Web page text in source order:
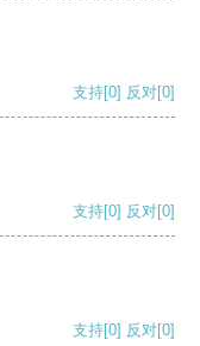
支持[0] 反对[0]
支持[0] 反对[0]
支持[0] 反对[0]